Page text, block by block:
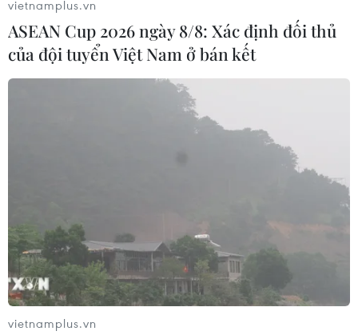
Thi tốt nghiệp THPT năm
2024: Thông tin lịch thi và thời gian làm
Ngữ Văn (thời gian 120 phút); buổi chiều từ 14h30, thí
sinh làm bài thi môn Toán (thời gian 90 phút).
vietnamplus.vn
ASEAN Cup 2026 ngày 8/8: Xác định đối thủ
của đội tuyển Việt Nam ở bán kết
vietnamplus.vn